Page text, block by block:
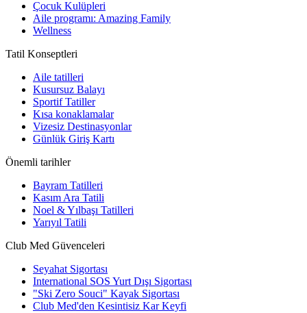
Çocuk Kulüpleri
Aile programı: Amazing Family
Wellness
Tatil Konseptleri
Aile tatilleri
Kusursuz Balayı
Sportif Tatiller
Kısa konaklamalar
Vizesiz Destinasyonlar
Günlük Giriş Kartı
Önemli tarihler
Bayram Tatilleri
Kasım Ara Tatili
Noel & Yılbaşı Tatilleri
Yarıyıl Tatili
Club Med Güvenceleri
Seyahat Sigortası
International SOS Yurt Dışı Sigortası
"Ski Zero Souci" Kayak Sigortası
Club Med'den Kesintisiz Kar Keyfi